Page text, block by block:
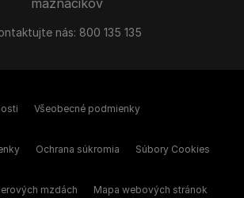
nás: 800 135 135
Všeobecné podmienky
Ochrana súkromia Súbory Cookies
mzdách Mapa webových stránok